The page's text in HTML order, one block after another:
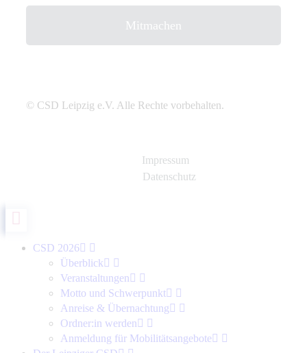
Mitmachen
© CSD Leipzig e.V. Alle Rechte vorbehalten.
Impressum
Datenschutz
CSD 2026
Überblick
Veranstaltungen
Motto und Schwerpunkt
Anreise & Übernachtung
Ordner:in werden
Anmeldung für Mobilitätsangebote